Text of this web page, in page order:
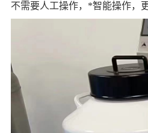
不需要人工操作，*智能操作，